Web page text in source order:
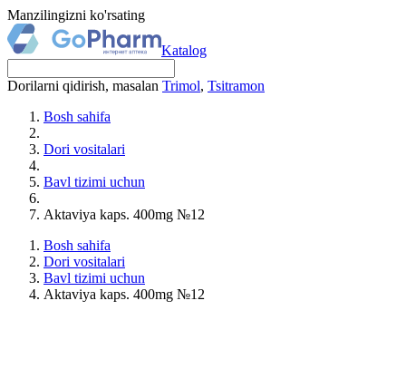
Manzilingizni ko'rsating
Katalog
Dorilarni qidirish, masalan Trimol, Tsitramon
Bosh sahifa
Dori vositalari
Bavl tizimi uchun
Aktaviya kaps. 400mg №12
Bosh sahifa
Dori vositalari
Bavl tizimi uchun
Aktaviya kaps. 400mg №12